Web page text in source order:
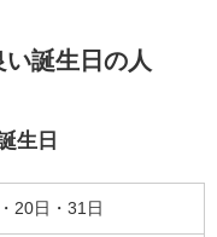
誕生日の人
生日
20日・31日